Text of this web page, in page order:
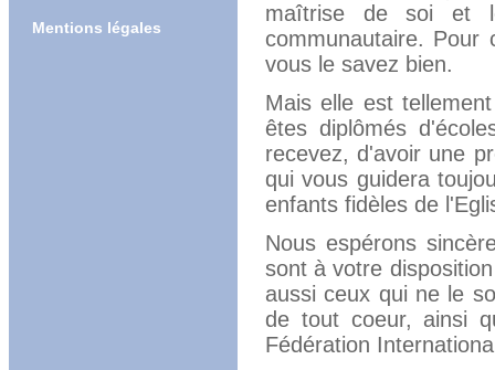
Mentions légales
maîtrise de soi et
communautaire. Pour
vous le savez bien.
Mais elle est
êtes diplômés
recevez, d'avoir une
qui vous guidera
enfants fidèles de
Nous espérons
sont à votre
aussi ceux qui ne le
de tout coeur, ainsi
Fédération